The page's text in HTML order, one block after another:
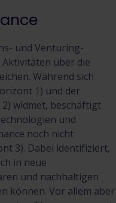
und Venturing-
über die
Während sich
1) und der
widmet, beschäftigt
und
noch nicht
3). Dabei identifiziert,
in neue
und nachhaltigen
können. Vor allem aber